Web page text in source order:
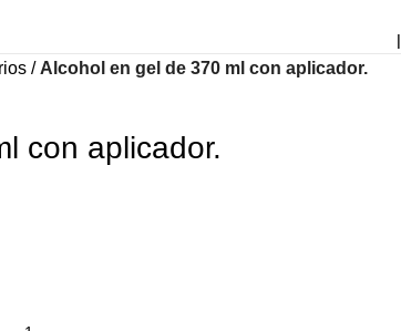
|
Alcohol en gel de 370 ml con aplicador.
con aplicador.